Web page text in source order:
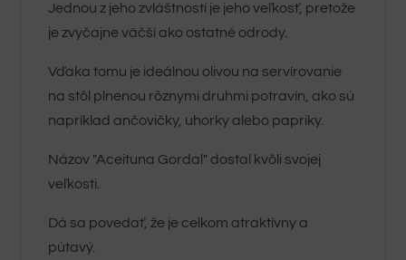
Jednou z jeho zvláštností je jeho veľkosť, pretože
je zvyčajne väčší ako ostatné odrody.
Vďaka tomu je ideálnou olivou na servírovanie
na stôl plnenou rôznymi druhmi potravín, ako sú
napríklad ančovičky, uhorky alebo papriky.
Názov "Aceituna Gordal" dostal kvôli svojej
veľkosti.
Dá sa povedať, že je celkom atraktívny a
pútavý.